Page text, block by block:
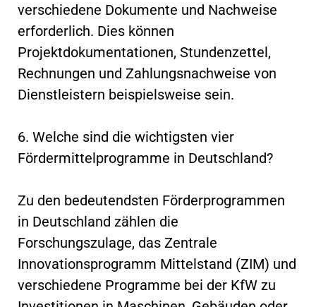
verschiedene Dokumente und Nachweise
erforderlich. Dies können
Projektdokumentationen, Stundenzettel,
Rechnungen und Zahlungsnachweise von
Dienstleistern beispielsweise sein.
6. Welche sind die wichtigsten vier
Fördermittelprogramme in Deutschland?
Zu den bedeutendsten Förderprogrammen
in Deutschland zählen die
Forschungszulage, das Zentrale
Innovationsprogramm Mittelstand (ZIM) und
verschiedene Programme bei der KfW zu